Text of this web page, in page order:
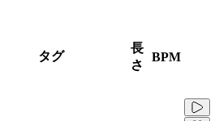
タグ
長
さ
BPM